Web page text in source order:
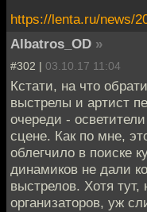
https://lenta.ru/news/
Albatros_OD »
#302 | 03.10.17 11:04
Кстати, на что
выстрелы и артист
очереди -
сцене. Как по мне,
облегчило в поиске
динамиков не дали
выстрелов. Хотя тут,
организаторов, уж